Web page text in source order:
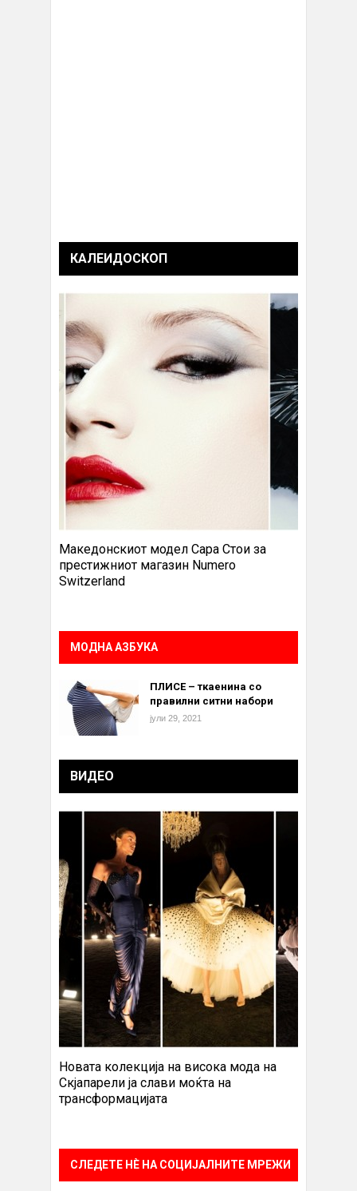
КАЛЕИДОСКОП
Македонскиот модел Сара Стои за
престижниот магазин Numero
Switzerland
МОДНА АЗБУКА
ПЛИСЕ – ткаенина со
правилни ситни набори
јули 29, 2021
ВИДЕО
Новата колекција на висока мода на
Скјапарели ја слави моќта на
трансформацијата
СЛЕДЕТЕ НÈ НА СОЦИЈАЛНИТЕ МРЕЖИ